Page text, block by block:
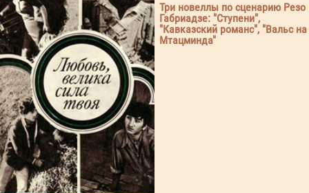
Три новеллы по сценарию Резо
Габриадзе: "Ступени",
"Кавказский романс", "Вальс на
Мтацминда"